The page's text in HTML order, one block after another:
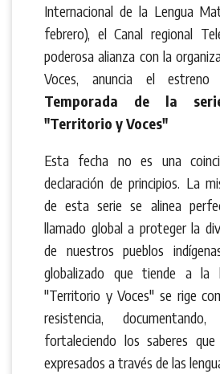
Internacional de la Lengua
febrero), el Canal regional
poderosa alianza con la
Voces, anuncia el
Temporada de la
"Territorio y Voces"
Esta fecha no es una
declaración de principios. La
de esta serie se alinea
llamado global a proteger la
de nuestros pueblos
globalizado que tiende a la
"Territorio y Voces" se rige
resistencia,
fortaleciendo los saberes
expresados a través de las